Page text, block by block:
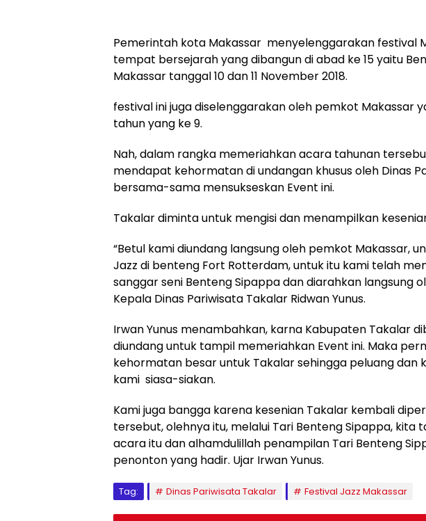
Pemerintah kota Makassar menyelenggarakan festival
tempat bersejarah yang dibangun di abad ke 15 yaitu
Makassar tanggal 10 dan 11 November 2018.
festival ini juga diselenggarakan oleh pemkot Makassar
tahun yang ke 9.
Nah, dalam rangka memeriahkan acara tahunan
mendapat kehormatan di undangan khusus oleh Dinas
bersama-sama mensukseskan Event ini.
Takalar diminta untuk mengisi dan menampilkan
“Betul kami diundang langsung oleh pemkot Makassar,
Jazz di benteng Fort Rotterdam, untuk itu kami telah
sanggar seni Benteng Sipappa dan diarahkan langsung
Kepala Dinas Pariwisata Takalar Ridwan Yunus.
Irwan Yunus menambahkan, karna Kabupaten Takalar
diundang untuk tampil memeriahkan Event ini. Maka
kehormatan besar untuk Takalar sehingga peluang dan
kami siasa-siakan.
Kami juga bangga karena kesenian Takalar kembali
tersebut, olehnya itu, melalui Tari Benteng Sipappa,
acara itu dan alhamdulillah penampilan Tari Benteng
penonton yang hadir. Ujar Irwan Yunus.
Tag: Dinas Pariwisata Takalar Festival Jazz Makassar